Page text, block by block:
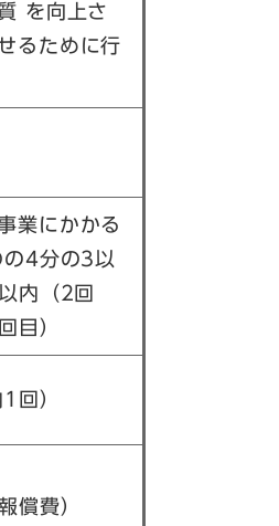
を向上さ
るために行
業にかかる
4分の3以
内（2回
目）
回）
償費）